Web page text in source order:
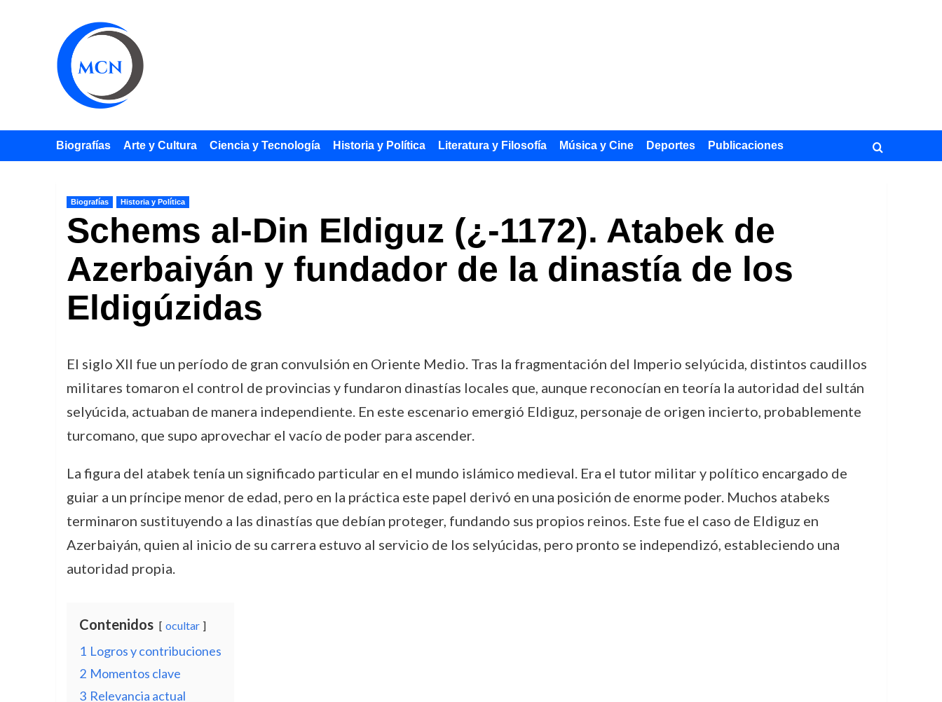
Biografías Arte y Cultura Ciencia y Tecnología Historia y Política Literatura y Filosofía Música y Cine Deportes Publicaciones
Biografías Historia y Política
Schems al-Din Eldiguz (¿-1172). Atabek de
Azerbaiyán y fundador de la dinastía de los
Eldigúzidas
El siglo XII fue un período de gran convulsión en Oriente Medio. Tras la fragmentación del Imperio selyúcida, distintos caudillos
militares tomaron el control de provincias y fundaron dinastías locales que, aunque reconocían en teoría la autoridad del sultán
selyúcida, actuaban de manera independiente. En este escenario emergió Eldiguz, personaje de origen incierto, probablemente
turcomano, que supo aprovechar el vacío de poder para ascender.
La figura del atabek tenía un significado particular en el mundo islámico medieval. Era el tutor militar y político encargado de
guiar a un príncipe menor de edad, pero en la práctica este papel derivó en una posición de enorme poder. Muchos atabeks
terminaron sustituyendo a las dinastías que debían proteger, fundando sus propios reinos. Este fue el caso de Eldiguz en
Azerbaiyán, quien al inicio de su carrera estuvo al servicio de los selyúcidas, pero pronto se independizó, estableciendo una
autoridad propia.
Contenidos ocultar
1 Logros y contribuciones
2 Momentos clave
3 Relevancia actual